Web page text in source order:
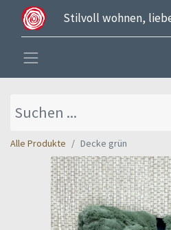
Stilvoll wohnen,
Alle Produkte Decke grün